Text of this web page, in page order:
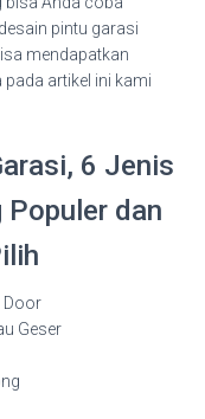
pintu garasi
mendapatkan
artikel ini kami
6 Jenis
Populer dan
Door
Geser